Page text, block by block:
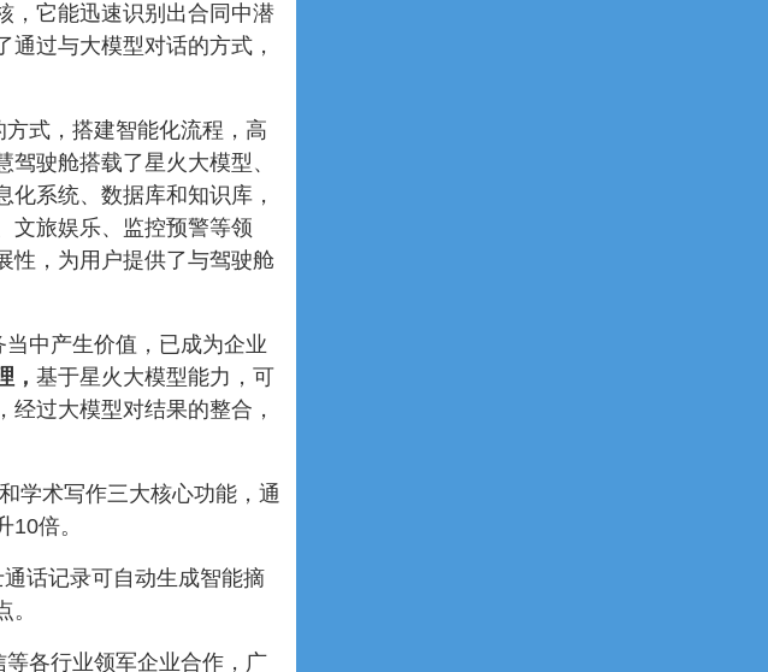
，它能迅速识别出合同中潜
过与大模型对话的方式，
式，搭建智能化流程，高
驶舱搭载了星火大模型、
系统、数据库和知识库，
文旅娱乐、监控预警等领
性，为用户提供了与驾驶舱
中产生价值，已成为企业
， 基于星火大模型能力，可
过大模型对结果的整合，
学术写作三大核心功能，通
倍。
话记录可自动生成智能摘
各行业领军企业合作，广